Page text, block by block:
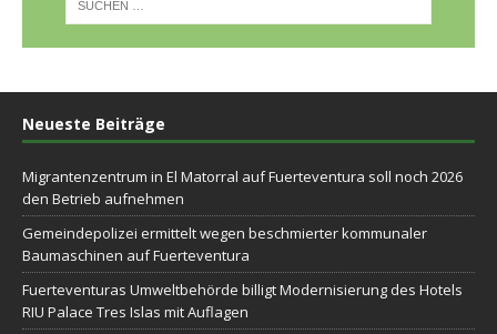
Neueste Beiträge
Migrantenzentrum in El Matorral auf Fuerteventura soll noch 2026
den Betrieb aufnehmen
Gemeindepolizei ermittelt wegen beschmierter kommunaler
Baumaschinen auf Fuerteventura
Fuerteventuras Umweltbehörde billigt Modernisierung des Hotels
RIU Palace Tres Islas mit Auflagen